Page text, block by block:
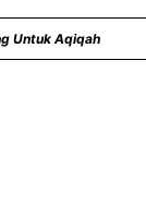
Untuk Aqiqah